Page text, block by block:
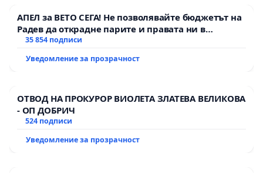
АПЕЛ за ВЕТО СЕГА! Не позволявайте бюджетът на
Радев да открадне парите и правата ни в
тъмното
35 854 подписи
Уведомление за прозрачност
ОТВОД НА ПРОКУРОР ВИОЛЕТА ЗЛАТЕВА ВЕЛИКОВА
- ОП ДОБРИЧ
524 подписи
Уведомление за прозрачност